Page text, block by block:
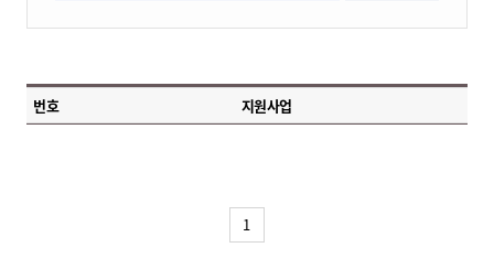
번호 지원사업
1